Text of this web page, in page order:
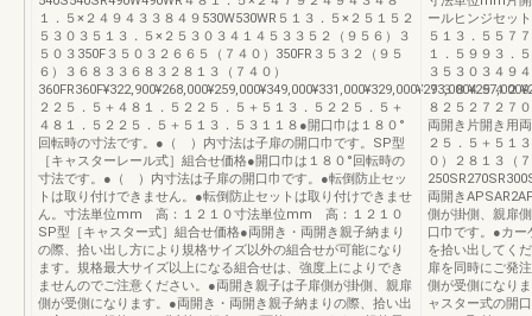
１．５×２４９４３３８４９530W530WR５１３．５×２５１５２
５３０３５１３．５×２５３０３４１４５３３５２（９５６）３
５０３350F３５０３２６６５（７４０）350FR３５３２（９５
６）３６８３３６８３２８１３（７４０）
２２５．５＋４８１．５２２５．５＋５１３．５２２５．５＋
４８１．５２２５．５＋５１３．５３１１８●開口巾は１８０°
回転時の寸法です。●（ ）内寸法は子扉の開口巾です。SP型
［キャスターレール式］組合せ価格●開口巾は１８０°回転時の
寸法です。●（ ）内寸法は子扉の開口巾です。●転倒防止セッ
トは取り付けできません。●転倒防止セットは取り付けできませ
ん。寸法単位mm 高：１２１０寸法単位mm 高：１２１０
SP型［キャスター式］組合せ価格●両開き・両開き親子納まり
の際、拾い出し方により規格サイズ以外の組合せが可能になり
ます。規格最大サイズ以上になる組合せは、強度上によりでき
ませんのでご注意ください。●両開き親子は子扉側が掛側、親扉
側が受側になります。●両開き・両開き親子納まりの際、拾い出
ールヒンジセッ
５１３．５５７
１．５９９３．
３５３０３４９
７３８４９４２
８２５２７２７
両開き片開き用
２５．５＋５１
０）２８１３（
両開き
側が掛側、親扉
口巾です。●カー
を拾い出してく
扉を同時にご発
側が受側になり
ャスター式の開